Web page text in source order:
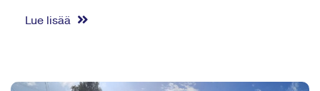
Lue lisää